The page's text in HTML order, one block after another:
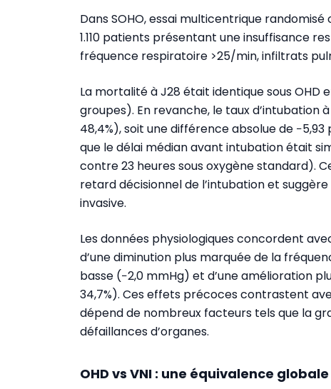
Dans SOHO, essai multicentrique
1.110 patients présentant une insuffisance
fréquence respiratoire >25/min, infiltrats
La mortalité à J28 était identique sous OHD
groupes). En revanche, le taux d’intubation
48,4%), soit une différence absolue de
que le délai médian avant intubation était
contre 23 heures sous oxygène standard).
retard décisionnel de l’intubation et
invasive.
Les données physiologiques concordent
d’une diminution plus marquée de la
basse (−2,0 mmHg) et d’une amélioration
34,7%). Ces effets précoces contrastent
dépend de nombreux facteurs tels que la
défaillances d’organes.
OHD vs VNI : une équivalence